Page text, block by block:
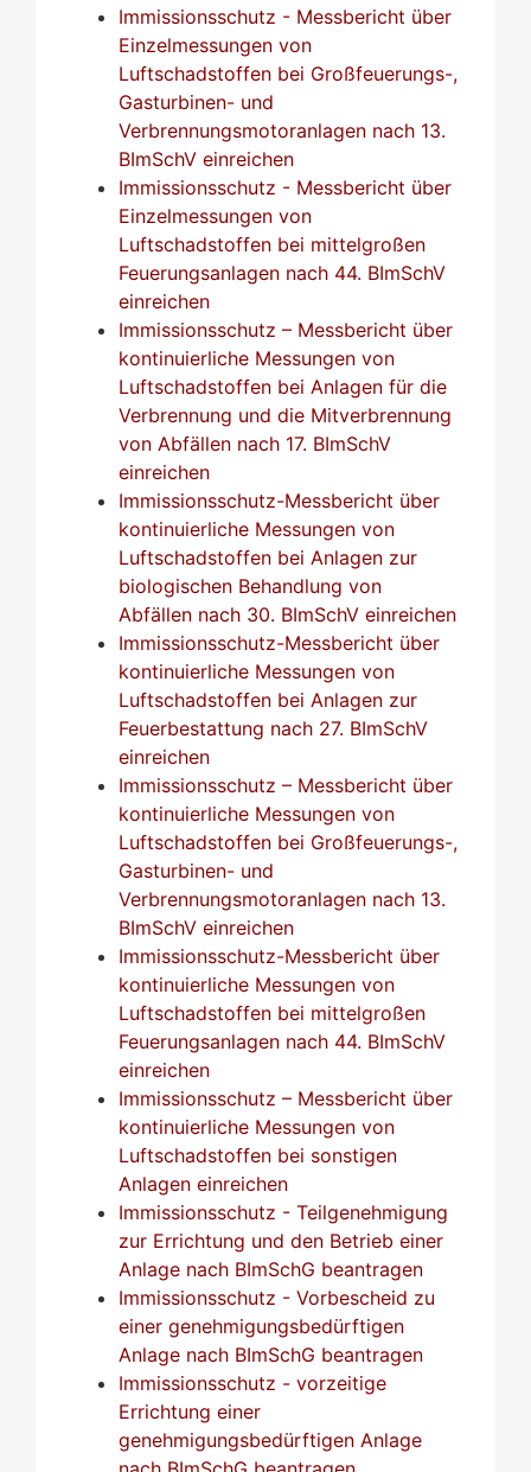
Immissionsschutz - Messbericht über
Einzelmessungen von
Luftschadstoffen bei Großfeuerungs-,
Gasturbinen- und
Verbrennungsmotoranlagen nach 13.
BImSchV einreichen
Immissionsschutz - Messbericht über
Einzelmessungen von
Luftschadstoffen bei mittelgroßen
Feuerungsanlagen nach 44. BImSchV
einreichen
Immissionsschutz – Messbericht über
kontinuierliche Messungen von
Luftschadstoffen bei Anlagen für die
Verbrennung und die Mitverbrennung
von Abfällen nach 17. BImSchV
einreichen
Immissionsschutz-Messbericht über
kontinuierliche Messungen von
Luftschadstoffen bei Anlagen zur
biologischen Behandlung von
Abfällen nach 30. BImSchV einreichen
Immissionsschutz-Messbericht über
kontinuierliche Messungen von
Luftschadstoffen bei Anlagen zur
Feuerbestattung nach 27. BImSchV
einreichen
Immissionsschutz – Messbericht über
kontinuierliche Messungen von
Luftschadstoffen bei Großfeuerungs-,
Gasturbinen- und
Verbrennungsmotoranlagen nach 13.
BImSchV einreichen
Immissionsschutz-Messbericht über
kontinuierliche Messungen von
Luftschadstoffen bei mittelgroßen
Feuerungsanlagen nach 44. BImSchV
einreichen
Immissionsschutz – Messbericht über
kontinuierliche Messungen von
Luftschadstoffen bei sonstigen
Anlagen einreichen
Immissionsschutz - Teilgenehmigung
zur Errichtung und den Betrieb einer
Anlage nach BImSchG beantragen
Immissionsschutz - Vorbescheid zu
einer genehmigungsbedürftigen
Anlage nach BImSchG beantragen
Immissionsschutz - vorzeitige
Errichtung einer
genehmigungsbedürftigen Anlage